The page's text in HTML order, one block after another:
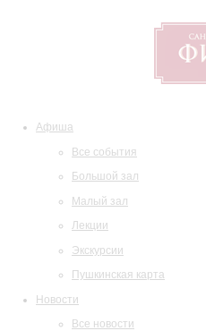
Афиша
Все события
Большой зал
Малый зал
Лекции
Экскурсии
Пушкинская карта
Новости
Все новости